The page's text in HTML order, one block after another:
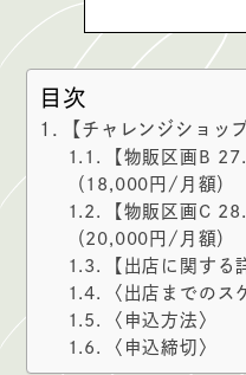
目次
【チャレンジショッ
【物販区画B
（18,000円/月額）
【物販区画C
（20,000円/月額）
【出店に関する
〈出店までのス
〈申込方法〉
〈申込締切〉